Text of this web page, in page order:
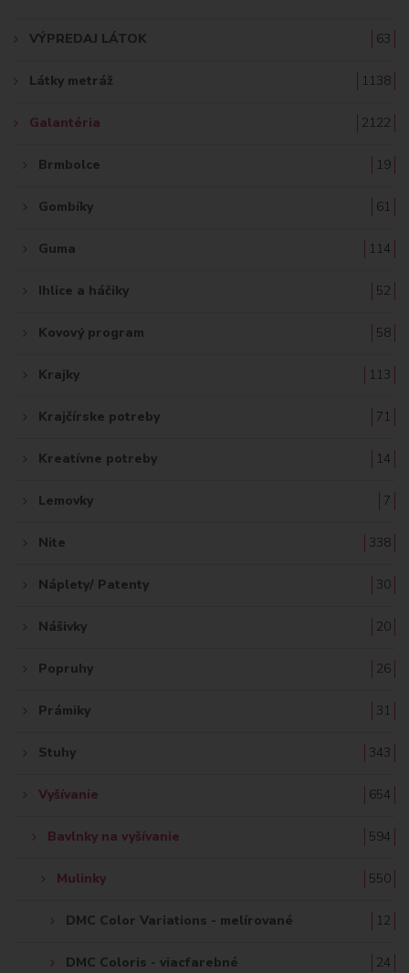
VÝPREDAJ LÁTOK 63
Látky metráž 1138
Galantéria 2122
Brmbolce 19
Gombíky 61
Guma 114
Ihlice a háčiky 52
Kovový program 58
Krajky 113
Krajčírske potreby 71
Kreatívne potreby 14
Lemovky 7
Nite 338
Náplety/ Patenty 30
Nášivky 20
Popruhy 26
Prámiky 31
Stuhy 343
Vyšívanie 654
Bavlnky na vyšívanie 594
Mulinky 550
DMC Color Variations - melírované 12
DMC Coloris - viacfarebné 24